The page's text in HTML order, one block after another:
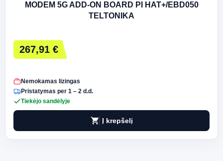
MODEM 5G ADD-ON BOARD PI HAT+/EBD050
TELTONIKA
267,91 €
Nemokamas lizingas
Pristatymas per 1 – 2 d.d.
Tiekėjo sandėlyje
shopping_cart Į krepšelį